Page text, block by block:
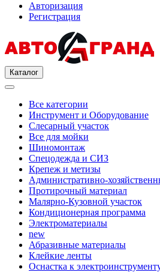
Авторизация
Регистрация
Каталог
Все категории
Инструмент и Оборудование
Слесарный участок
Все для мойки
Шиномонтаж
Спецодежда и СИЗ
Крепеж и метизы
Административно-
Протирочный материал
Малярно-Кузовной участок
Кондиционерная программа
Электроматериалы
new
Абразивные материалы
Клейкие ленты
Оснастка к